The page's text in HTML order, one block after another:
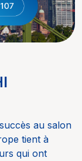
au salon
tient à
qui ont